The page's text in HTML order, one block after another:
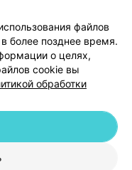
cookie
данных
Республика Беларусь,
16 | help@103.by
файлов
более позднее время.
о целях,
cookie вы
обработки